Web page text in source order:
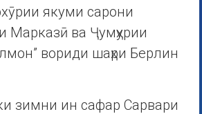
якуми сарони
Марказӣ ва Ҷумҳурии
вориди шаҳри Берлин
зимни ин сафар Сарвари